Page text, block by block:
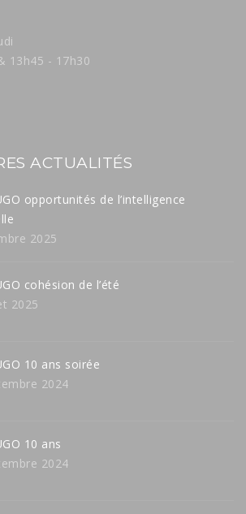
13h45 - 17h30
ACTUALITÉS
opportunités de l’intelligence
2025
cohésion de l’été
2025
10 ans soirée
2024
10 ans
2024